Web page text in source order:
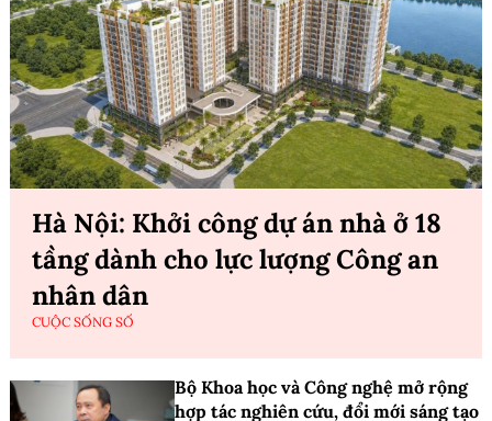
Hà Nội: Khởi công dự án nhà ở 18
tầng dành cho lực lượng Công an
nhân dân
CUỘC SỐNG SỐ
Bộ Khoa học và Công nghệ mở rộng
hợp tác nghiên cứu, đổi mới sáng tạo